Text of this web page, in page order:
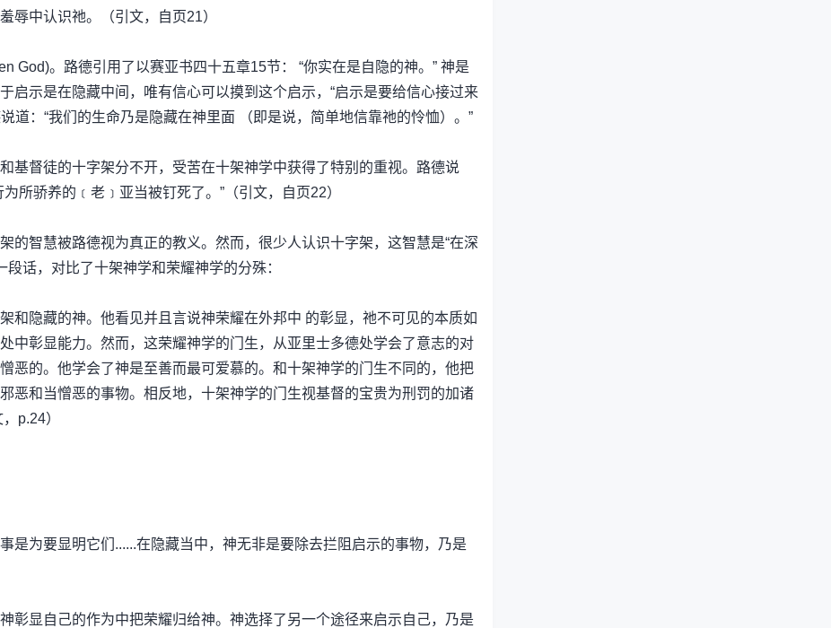
辱中认识祂。（引文，自页21）
God)。路德引用了以赛亚书四十五章15节： “你实在是自隐的神。” 神是
启示是在隐藏中间，唯有信心可以摸到这个启示，“启示是要给信心接过来
道：“我们的生命乃是隐藏在神里面 （即是说，简单地信靠祂的怜恤）。”
基督徒的十字架分不开，受苦在十架神学中获得了特别的重视。路德说
所骄养的﹝老﹞亚当被钉死了。”（引文，自页22）
智慧被路德视为真正的教义。然而，很少人认识十字架，这智慧是“在深
话，对比了十架神学和荣耀神学的分殊：
和隐藏的神。他看见并且言说神荣耀在外邦中 的彰显，祂不可见的本质如
中彰显能力。然而，这荣耀神学的门生，从亚里士多德处学会了意志的对
恶的。他学会了神是至善而最可爱慕的。和十架神学的门生不同的，他把
恶和当憎恶的事物。相反地，十架神学的门生视基督的宝贵为刑罚的加诸
p.24）
是为要显明它们......在隐藏当中，神无非是要除去拦阻启示的事物，乃是
彰显自己的作为中把荣耀归给神。神选择了另一个途径来启示自己，乃是